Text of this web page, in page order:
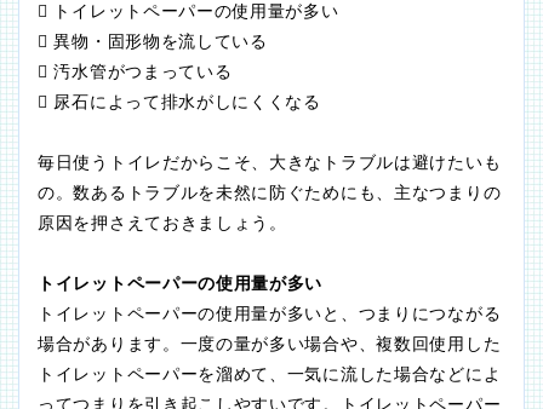
 トイレットペーパーの使用量が多い
 異物・固形物を流している
 汚水管がつまっている
 尿石によって排水がしにくくなる
毎日使うトイレだからこそ、大きなトラブルは避けたいも
の。数あるトラブルを未然に防ぐためにも、主なつまりの
原因を押さえておきましょう。
トイレットペーパーの使用量が多い
トイレットペーパーの使用量が多いと、つまりにつながる
場合があります。一度の量が多い場合や、複数回使用した
トイレットペーパーを溜めて、一気に流した場合などによ
ってつまりを引き起こしやすいです。トイレットペーパー